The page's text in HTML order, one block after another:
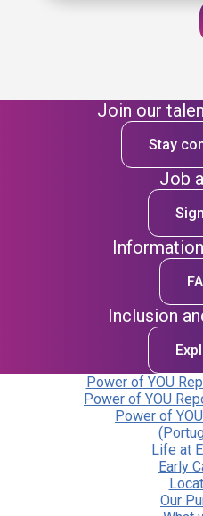
Join our
Stay
Job
Inclusion
Power of YOU
Power of YOU
Power of
Life at
Early
Our